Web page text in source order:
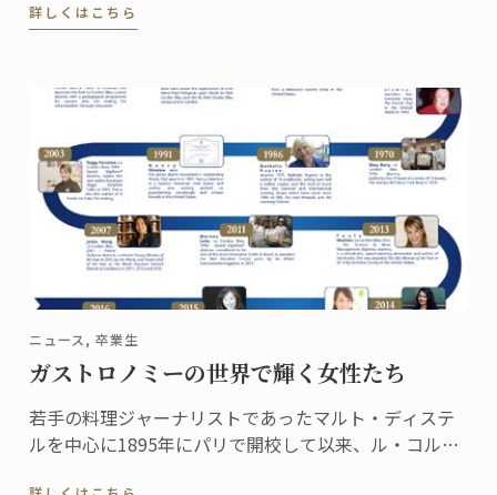
ネはこのような形に切り出されます。
詳しくはこちら
ニュース, 卒業生
ガストロノミーの世界で輝く女性たち
若手の料理ジャーナリストであったマルト・ディステ
ルを中心に1895年にパリで開校して以来、ル・コルド